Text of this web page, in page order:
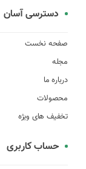
دسترسی آسان
صفحه نخست
مجله
درباره ما
محصولات
تخفیف های ویژه
حساب کاربری